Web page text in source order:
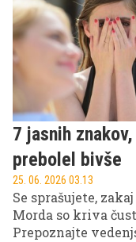
7 jasnih
prebolel bivše
25. 06. 2026 03.13
Se sprašujete,
Morda so kriva
Prepoznajte